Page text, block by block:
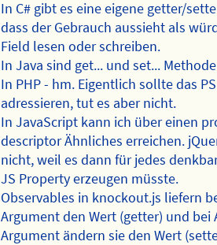
In C# gibt es eine eigene getter/
dass der Gebrauch aussieht als
Field lesen oder schreiben.
In Java sind get... und set...
In PHP - hm. Eigentlich sollte das
adressieren, tut es aber nicht.
In JavaScript kann ich über einen
descriptor Ähnliches erreichen.
nicht, weil es dann für jedes
JS Property erzeugen müsste.
Observables in knockout.js liefern
Argument den Wert (getter) und bei
Argument ändern sie den Wert